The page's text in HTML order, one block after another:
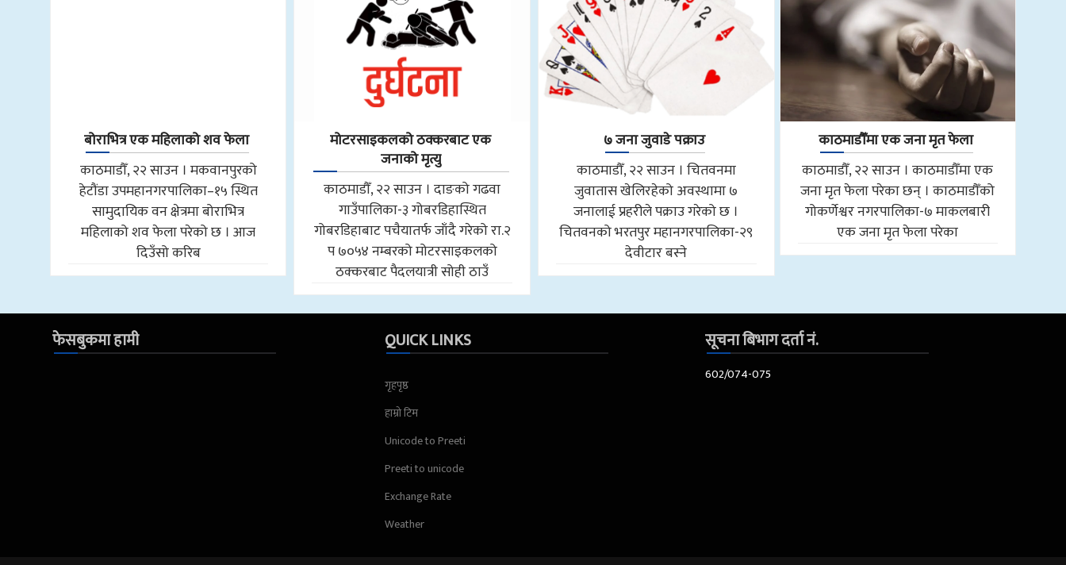
बोराभित्र एक महिलाको शव फेला
काठमाडौँ, २२ साउन । मकवानपुरको
हेटौंडा उपमहानगरपालिका–१५ स्थित
सामुदायिक वन क्षेत्रमा बोराभित्र
महिलाको शव फेला परेको छ । आज
दिउँसो करिब
मोटरसाइकलको ठक्करबाट एक
जनाको मृत्यु
काठमाडौँ, २२ साउन । दाङको गढवा
गाउँपालिका-३ गोबरडिहास्थित
गोबरडिहाबाट पचैयातर्फ जाँदै गरेको रा.२
प ७०५४ नम्बरको मोटरसाइकलको
ठक्करबाट पैदलयात्री सोही ठाउँ
७ जना जुवाडे पक्राउ
काठमाडौँ, २२ साउन । चितवनमा
जुवातास खेलिरहेको अवस्थामा ७
जनालाई प्रहरीले पक्राउ गरेको छ ।
चितवनको भरतपुर महानगरपालिका-२९
देवीटार बस्ने
काठमाडौँमा एक जना मृत फेला
काठमाडौँ, २२ साउन । काठमाडौँमा एक
जना मृत फेला परेका छन् । काठमाडौँको
गोकर्णेश्वर नगरपालिका-७ माकलबारी
एक जना मृत फेला परेका
फेसबुकमा हामी QUICK LINKS
गृहपृष्ठ
हाम्रो टिम
Unicode to Preeti
Preeti to unicode
Exchange Rate
Weather
सूचना बिभाग दर्ता नं.
602/074-075